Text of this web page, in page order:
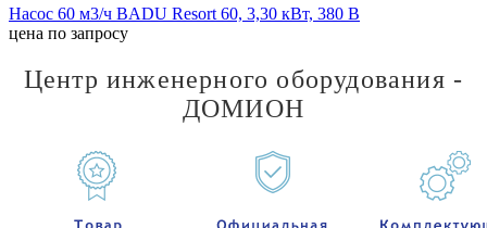
Насос 60 м3/ч BADU Resort 60, 3,30 кВт, 380 В
цена по запросу
Центр инженерного оборудования -
ДОМИОН